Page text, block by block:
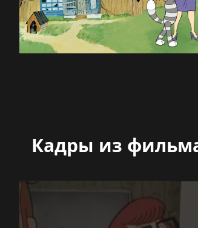
Кадры из